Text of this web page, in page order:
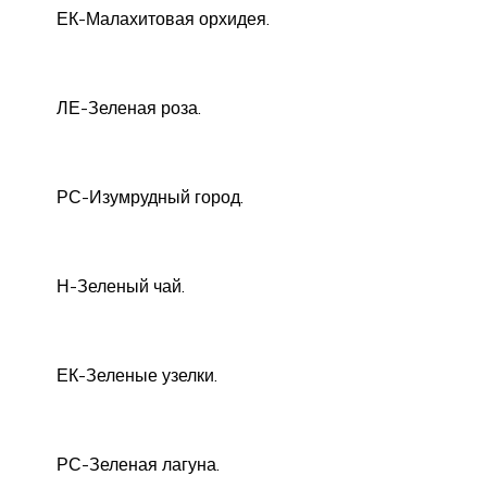
ЕК-Малахитовая орхидея.
ЛЕ-Зеленая роза.
РС-Изумрудный город.
Н-Зеленый чай.
ЕК-Зеленые узелки.
РС-Зеленая лагуна.